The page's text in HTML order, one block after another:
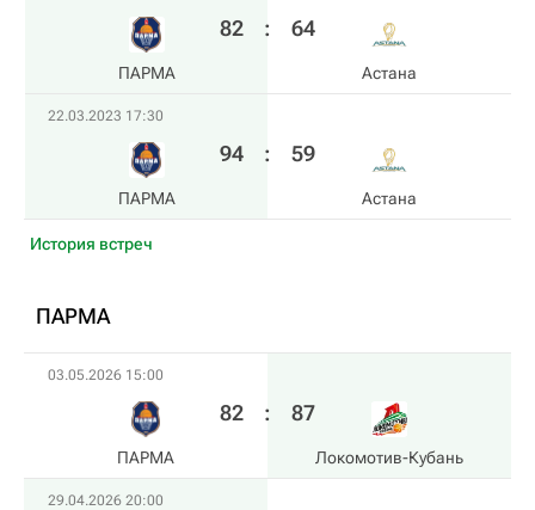
ПАРМА
82 : 64
Астана
22.03.2023 17:30
ПАРМА
94 : 59
Астана
История встреч
ПАРМА
03.05.2026 15:00
ПАРМА
82 : 87
Локомотив-Кубань
29.04.2026 20:00